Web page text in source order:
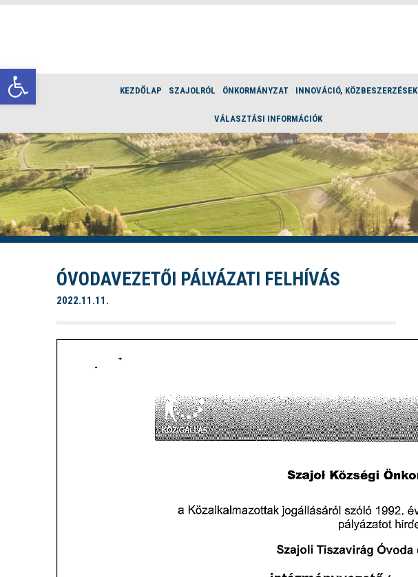
Eszköztár megnyitása
KEZDŐLAP SZAJOLRÓL ÖNKORMÁNYZAT INNOVÁCIÓ, KÖZBESZERZÉSEK
VÁLASZTÁSI INFORMÁCIÓK
ÓVODAVEZETŐI PÁLYÁZATI FELHÍVÁS
2022.11.11.